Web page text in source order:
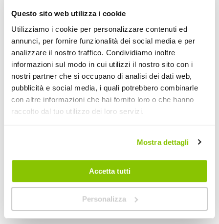
Questo sito web utilizza i cookie
Utilizziamo i cookie per personalizzare contenuti ed
annunci, per fornire funzionalità dei social media e per
analizzare il nostro traffico. Condividiamo inoltre
informazioni sul modo in cui utilizzi il nostro sito con i
nostri partner che si occupano di analisi dei dati web,
pubblicità e social media, i quali potrebbero combinarle
con altre informazioni che hai fornito loro o che hanno
raccolto dal tuo utilizzo dei loro servizi.
Mostra dettagli
Accetta tutti
Personalizza
Informazioni
No
Moto
Maschera cross bambino
Nero
Lente clear
1
Prezzo speciale
SCOTT
POTREBBERO INTERESSARTI